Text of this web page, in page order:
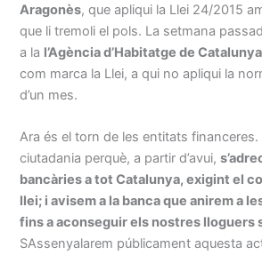
Aragonès, que apliqui la Llei 24/2015
que li tremoli el pols. La setmana
a la l’Agència d’Habitatge de Catalunya
com marca la Llei, a qui no apliqui la
d’un mes.
Ara és el torn de les entitats financeres.
ciutadania perquè, a partir d’avui,
bancàries a tot Catalunya, exigint el
llei; i avisem a la banca que anirem a
fins a aconseguir els nostres lloguers
SAssenyalarem públicament aquesta